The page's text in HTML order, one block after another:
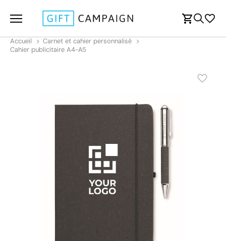
Accueil
Carnet et cahier personnalisé
Cahier publicitaire A4-A5